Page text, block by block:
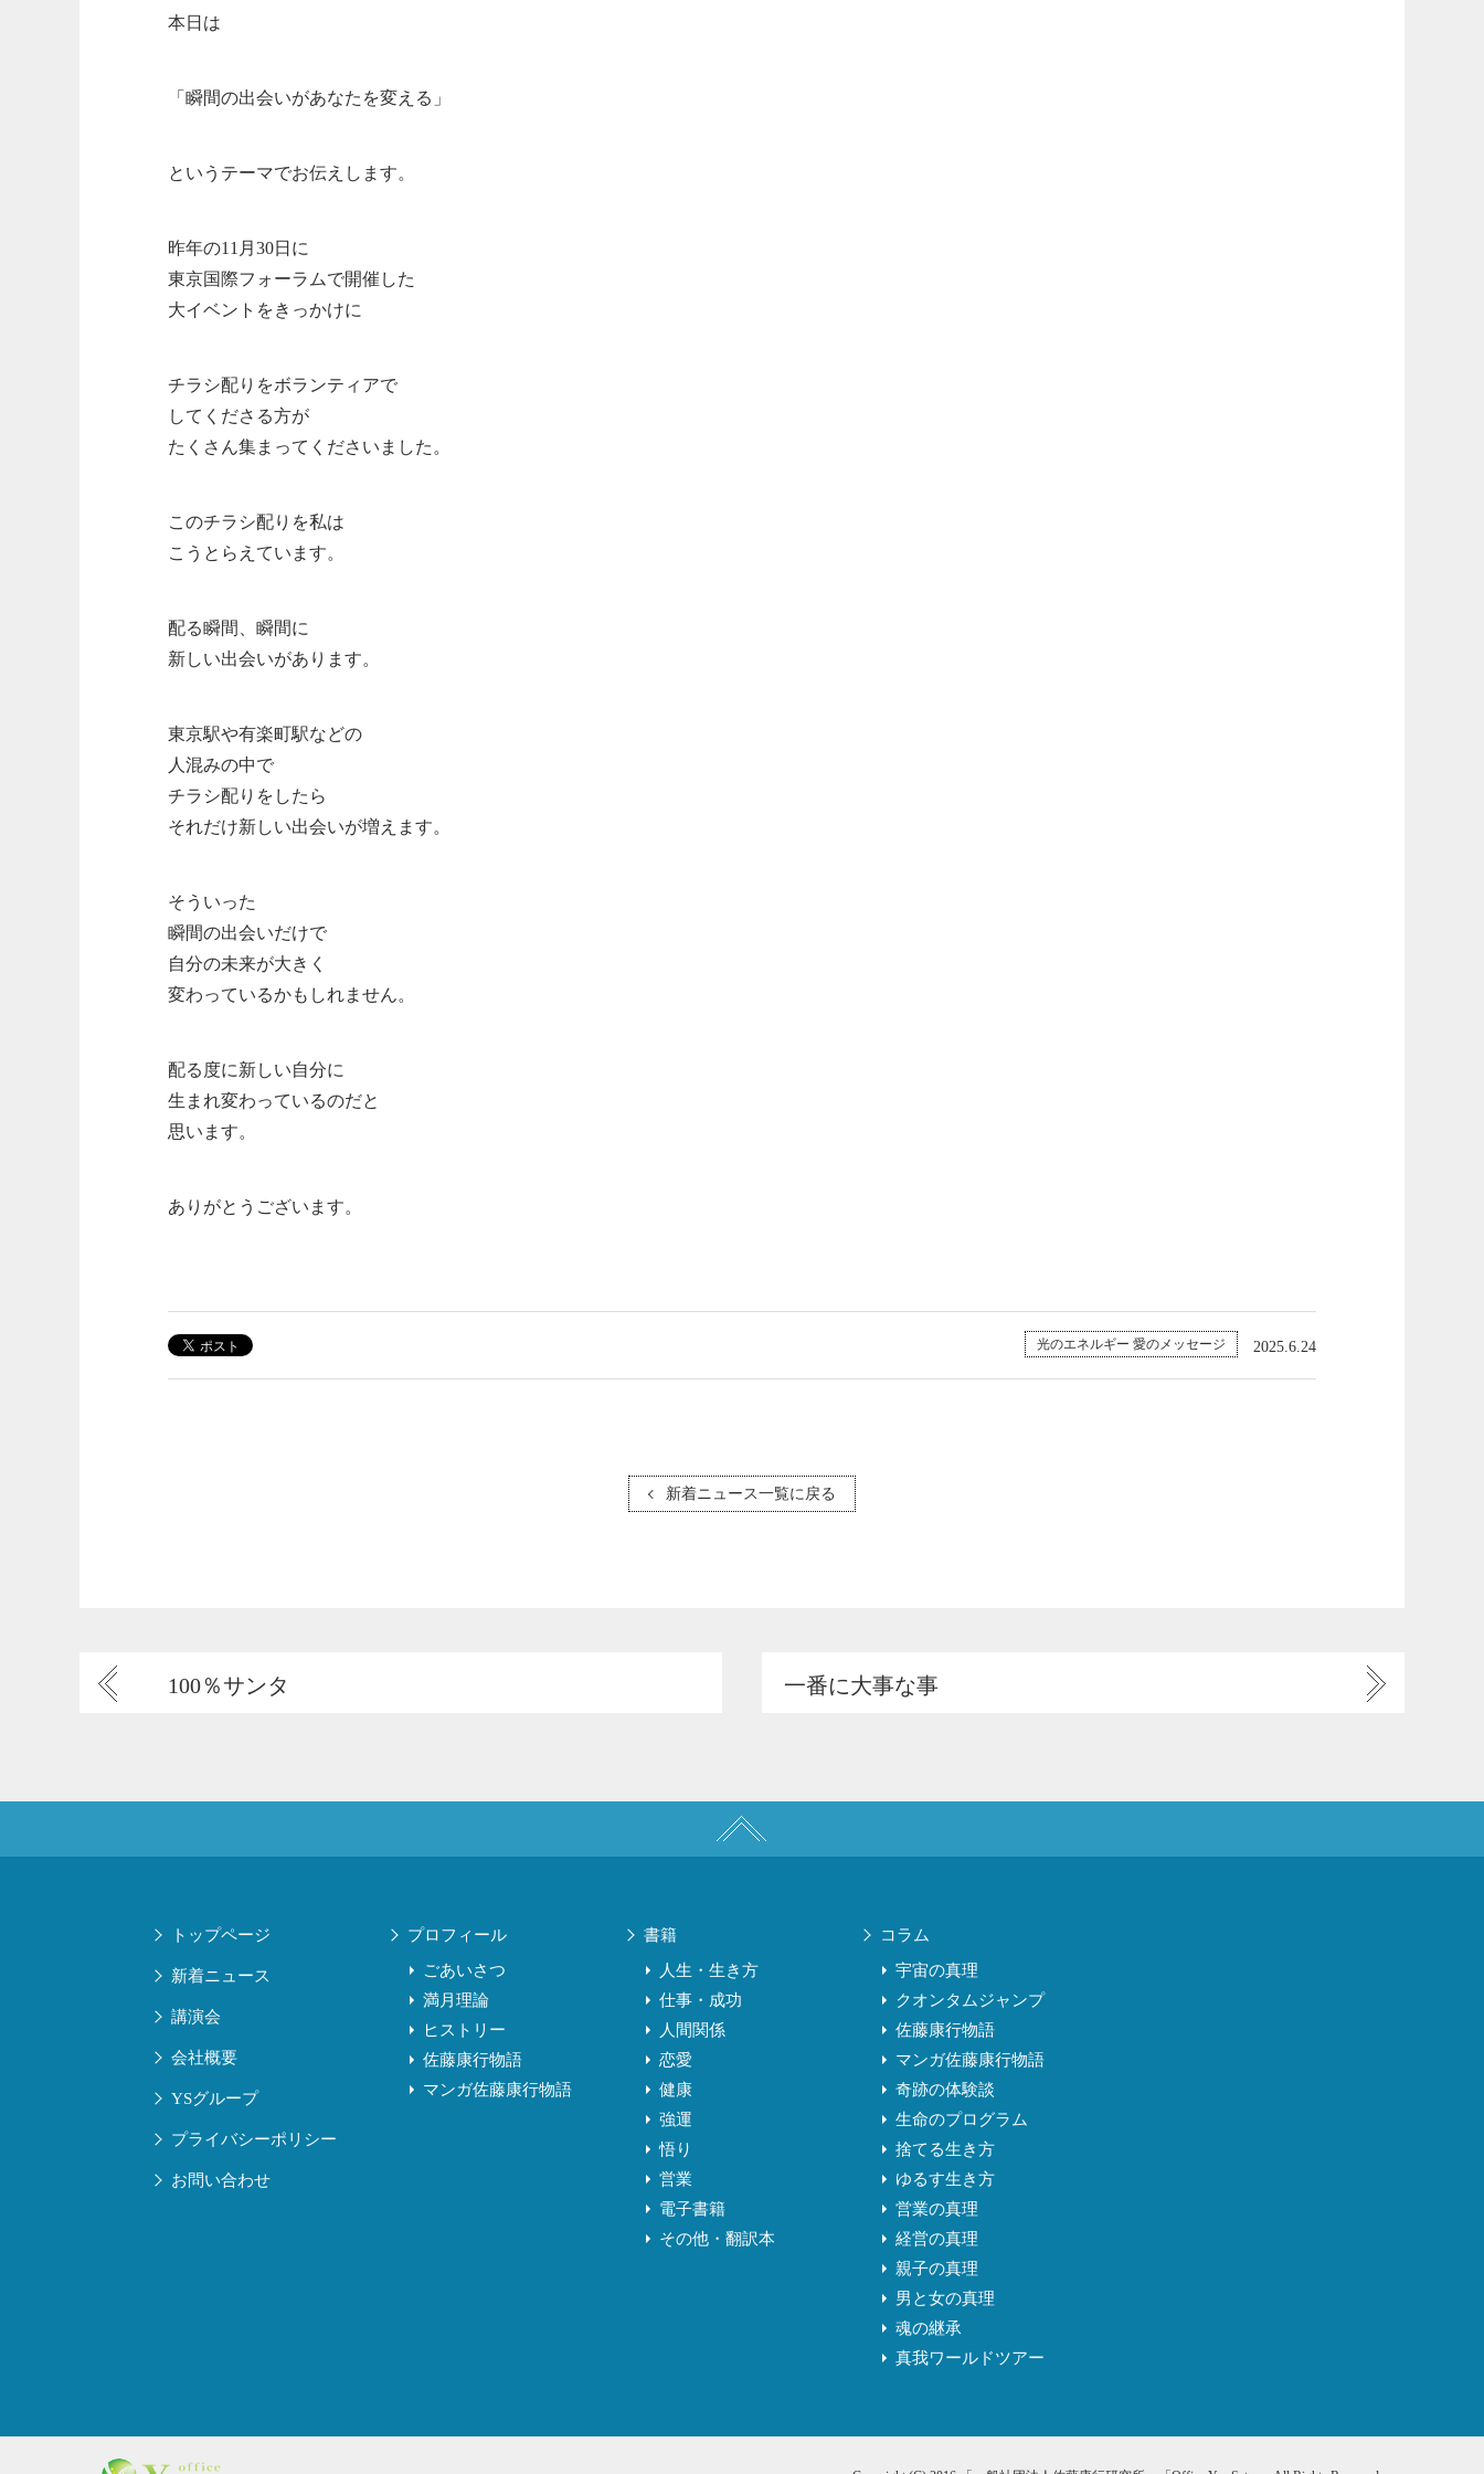
本日は
「瞬間の出会いがあなたを変える」
というテーマでお伝えします。
昨年の11月30日に
東京国際フォーラムで開催した
大イベントをきっかけに
チラシ配りをボランティアで
してくださる方が
たくさん集まってくださいました。
このチラシ配りを私は
こうとらえています。
配る瞬間、瞬間に
新しい出会いがあります。
東京駅や有楽町駅などの
人混みの中で
チラシ配りをしたら
それだけ新しい出会いが増えます。
そういった
瞬間の出会いだけで
自分の未来が大きく
変わっているかもしれません。
配る度に新しい自分に
生まれ変わっているのだと
思います。
ありがとうございます。
光のエネルギー 愛のメッセージ 2025.6.24
新着ニュース一覧に戻る
100％サンタ 一番に大事な事
トップページ
新着ニュース
講演会
会社概要
YSグループ
プライバシーポリシー
お問い合わせ
プロフィール
ごあいさつ
満月理論
ヒストリー
佐藤康行物語
マンガ佐藤康行物語
書籍
人生・生き方
仕事・成功
人間関係
恋愛
健康
強運
悟り
営業
電子書籍
その他・翻訳本
コラム
宇宙の真理
クオンタムジャンプ
佐藤康行物語
マンガ佐藤康行物語
奇跡の体験談
生命のプログラム
捨てる生き方
ゆるす生き方
営業の真理
経営の真理
親子の真理
男と女の真理
魂の継承
真我ワールドツアー